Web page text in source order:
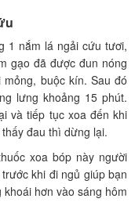
1 nắm lá ngải cứu tươi,
gạo đã được đun nóng
buộc kín. Sau đó
lưng khoảng 15 phút.
và tiếp tục xoa đến khi
đau thì dừng lại.
xoa bóp này người
khi đi ngủ giúp bạn
hơn vào sáng hôm